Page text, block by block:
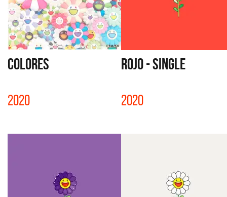
COLORES
2020
ROJO - SINGLE
2020